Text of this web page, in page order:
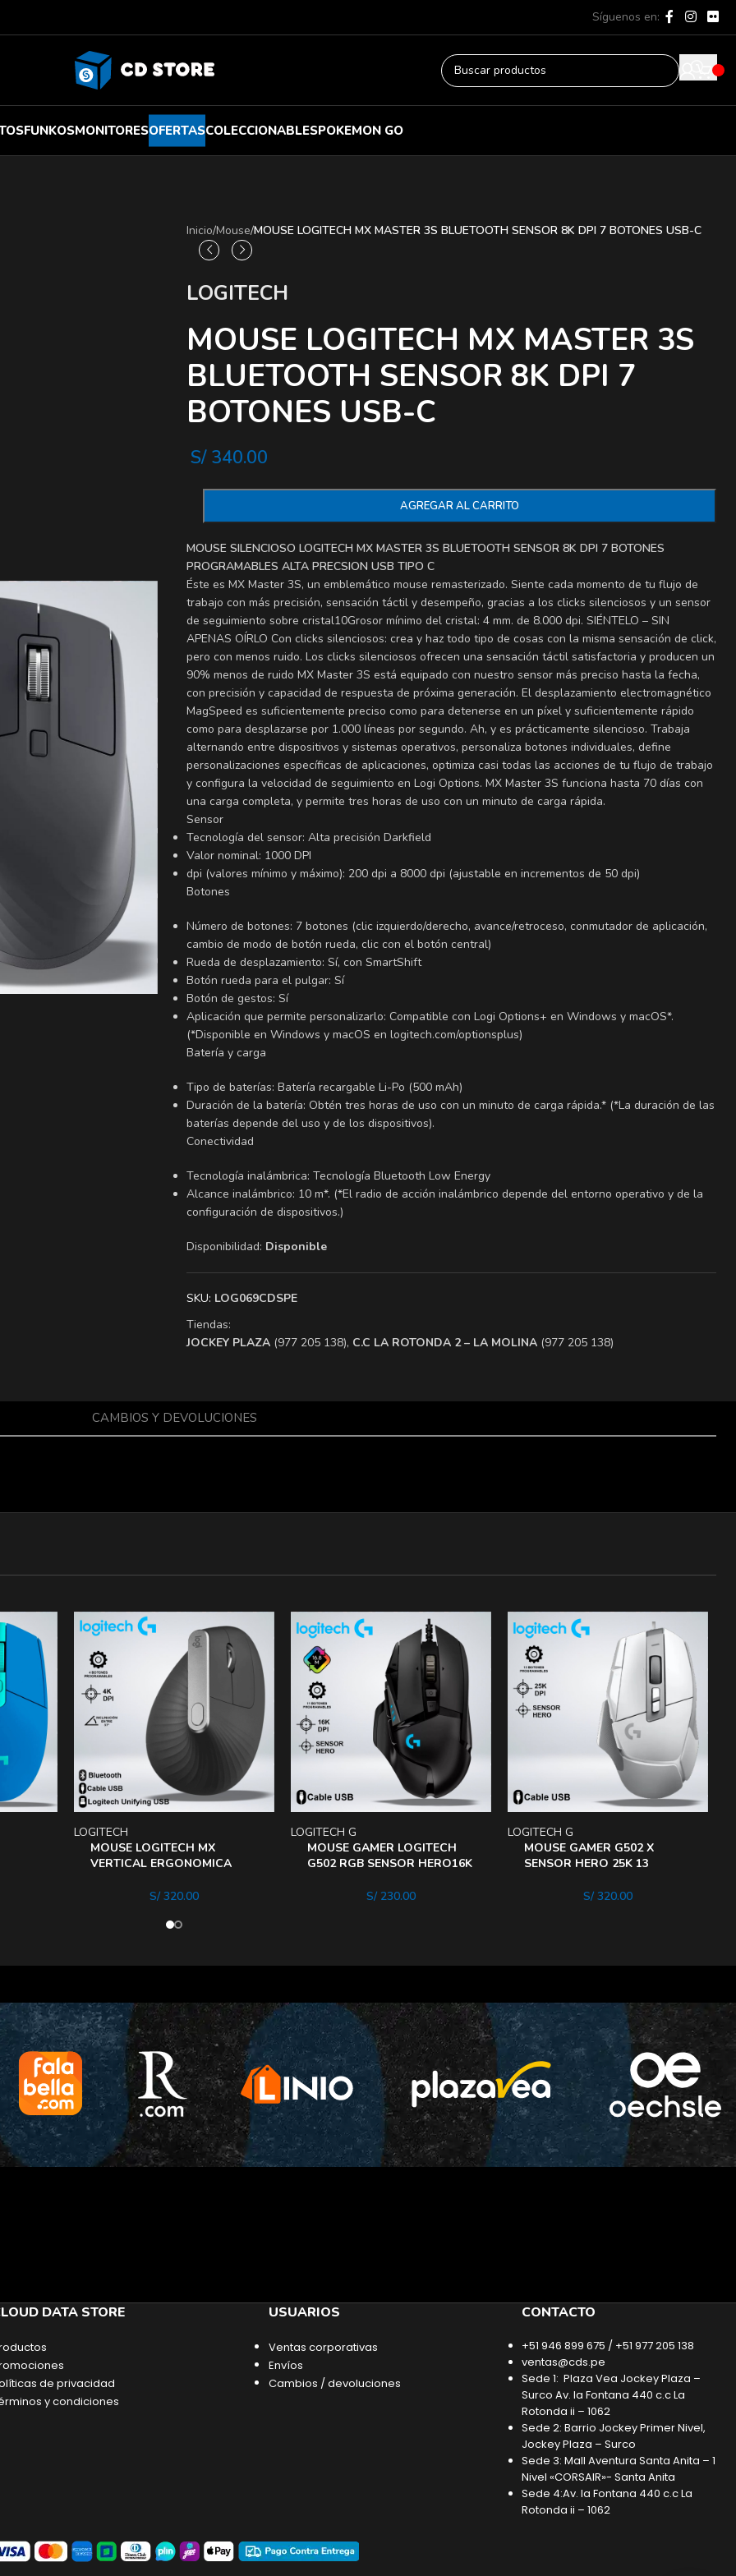
Síguenos en:
FUNKOSMONITORESOFERTASCOLECCIONABLESPOKEMON GO
Inicio/Mouse/MOUSE LOGITECH MX MASTER 3S BLUETOOTH SENSOR 8K DPI 7 BOTONES USB-C
LOGITECH
MOUSE LOGITECH MX MASTER 3S
BLUETOOTH SENSOR 8K DPI 7
BOTONES USB-C
S/340.00
AGREGAR AL CARRITO
MOUSE SILENCIOSO LOGITECH MX MASTER 3S BLUETOOTH SENSOR 8K DPI 7 BOTONES
PROGRAMABLES ALTA PRECSION USB TIPO C
Éste es MX Master 3S, un emblemático mouse remasterizado. Siente cada momento de tu flujo de
trabajo con más precisión, sensación táctil y desempeño, gracias a los clicks silenciosos y un sensor
de seguimiento sobre cristal10Grosor mínimo del cristal: 4 mm. de 8.000 dpi. SIÉNTELO – SIN
APENAS OÍRLO Con clicks silenciosos: crea y haz todo tipo de cosas con la misma sensación de click,
pero con menos ruido. Los clicks silenciosos ofrecen una sensación táctil satisfactoria y producen un
90% menos de ruido MX Master 3S está equipado con nuestro sensor más preciso hasta la fecha,
con precisión y capacidad de respuesta de próxima generación. El desplazamiento electromagnético
MagSpeed es suficientemente preciso como para detenerse en un píxel y suficientemente rápido
como para desplazarse por 1.000 líneas por segundo. Ah, y es prácticamente silencioso. Trabaja
alternando entre dispositivos y sistemas operativos, personaliza botones individuales, define
personalizaciones específicas de aplicaciones, optimiza casi todas las acciones de tu flujo de trabajo
y configura la velocidad de seguimiento en Logi Options. MX Master 3S funciona hasta 70 días con
una carga completa, y permite tres horas de uso con un minuto de carga rápida.
Sensor
Tecnología del sensor: Alta precisión Darkfield
Valor nominal: 1000 DPI
dpi (valores mínimo y máximo): 200 dpi a 8000 dpi (ajustable en incrementos de 50 dpi)
Botones
Número de botones: 7 botones (clic izquierdo/derecho, avance/retroceso, conmutador de aplicación,
cambio de modo de botón rueda, clic con el botón central)
Rueda de desplazamiento: Sí, con SmartShift
Botón rueda para el pulgar: Sí
Botón de gestos: Sí
Aplicación que permite personalizarlo: Compatible con Logi Options+ en Windows y macOS*.
(*Disponible en Windows y macOS en logitech.com/optionsplus)
Batería y carga
Tipo de baterías: Batería recargable Li-Po (500 mAh)
Duración de la batería: Obtén tres horas de uso con un minuto de carga rápida.* (*La duración de las
baterías depende del uso y de los dispositivos).
Conectividad
Tecnología inalámbrica: Tecnología Bluetooth Low Energy
Alcance inalámbrico: 10 m*. (*El radio de acción inalámbrico depende del entorno operativo y de la
configuración de dispositivos.)
Disponibilidad: Disponible
SKU: LOG069CDSPE
Tiendas:
​JOCKEY PLAZA (977 205 138), ​C.C LA ROTONDA 2 – LA MOLINA (977 205 138)
CAMBIOS Y DEVOLUCIONES
MOUSE LOGITECH MX
VERTICAL ERGONOMICA
LOGITECH
S/320.00
MOUSE GAMER LOGITECH
G502 RGB SENSOR HERO16K
LOGITECH G
S/230.00
MOUSE GAMER G502 X
SENSOR HERO 25K 13
LOGITECH G
S/320.00
DATA STORE
de privacidad
y condiciones
USUARIOS
Ventas corporativas
Envíos
Cambios / devoluciones
CONTACTO
+51 946 899 675 / +51 977 205 138
ventas@cds.pe
Sede 1: Plaza Vea Jockey Plaza –
Surco Av. la Fontana 440 c.c La
Rotonda ii – 1062
Sede 2: Barrio Jockey Primer Nivel,
Jockey Plaza – Surco
Sede 3: Mall Aventura Santa Anita – 1
Nivel «CORSAIR»- Santa Anita
Sede 4:Av. la Fontana 440 c.c La
Rotonda ii – 1062